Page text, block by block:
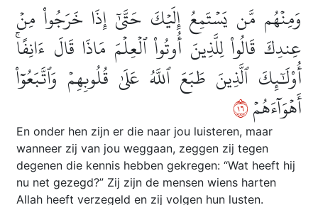
وَمِنۡهُم مَّن يَسۡتَمِعُ إِلَيۡكَ حَتَّىٰٓ إِذَا خَرَجُواْ مِنۡ
عِندِكَ قَالُواْ لِلَّذِينَ أُوتُواْ ٱلۡعِلۡمَ مَاذَا قَالَ ءَانِفًاۚ
أُوْلَٰٓئِكَ ٱلَّذِينَ طَبَعَ ٱللَّهُ عَلَىٰ قُلُوبِهِمۡ وَٱتَّبَعُوٓاْ
أَهۡوَآءَهُمۡ٦١
En onder hen zijn er die naar jou luisteren, maar
wanneer zij van jou weggaan, zeggen zij tegen
degenen die kennis hebben gekregen: “Wat heeft hij
nu net gezegd?” Zij zijn de mensen wiens harten
Allah heeft verzegeld en zij volgen hun lusten.